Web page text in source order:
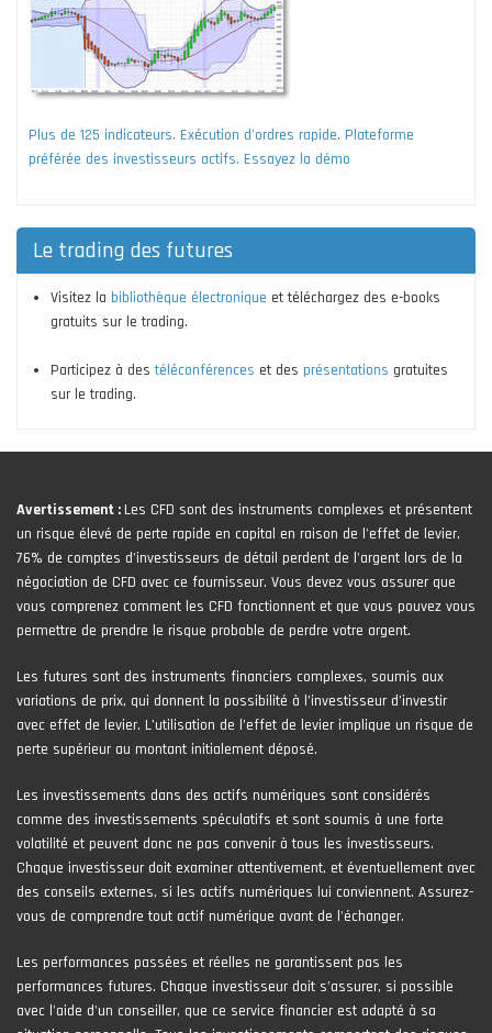
Plus de 125 indicateurs. Exécution d'ordres rapide. Plateforme
préférée des investisseurs actifs. Essayez la démo
Le trading des futures
Visitez la bibliothèque électronique et téléchargez des e-books
gratuits sur le trading.
Participez à destéléconférences et des présentations gratuites
sur le trading.
Avertissement : Les CFD sont des instruments complexes et présentent
un risque élevé de perte rapide en capital en raison de l'effet de levier.
76% de comptes d'investisseurs de détail perdent de l'argent lors de la
négociation de CFD avec ce fournisseur. Vous devez vous assurer que
vous comprenez comment les CFD fonctionnent et que vous pouvez vous
permettre de prendre le risque probable de perdre votre argent.
Les futures sont des instruments financiers complexes, soumis aux
variations de prix, qui donnent la possibilité à l’investisseur d’investir
avec effet de levier. L’utilisation de l’effet de levier implique un risque de
perte supérieur au montant initialement déposé.
Les investissements dans des actifs numériques sont considérés
comme des investissements spéculatifs et sont soumis à une forte
volatilité et peuvent donc ne pas convenir à tous les investisseurs.
Chaque investisseur doit examiner attentivement, et éventuellement avec
des conseils externes, si les actifs numériques lui conviennent. Assurez-
vous de comprendre tout actif numérique avant de l'échanger.
Les performances passées et réelles ne garantissent pas les
performances futures. Chaque investisseur doit s'assurer, si possible
avec l'aide d'un conseiller, que ce service financier est adapté à sa